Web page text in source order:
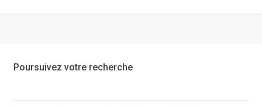
Poursuivez votre recherche